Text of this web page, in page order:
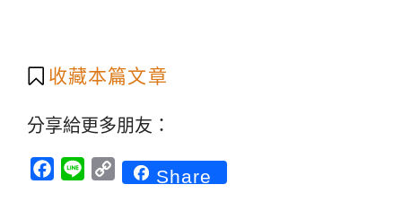
收藏本篇文章
分享給更多朋友：
Facebook
Line CopyShare